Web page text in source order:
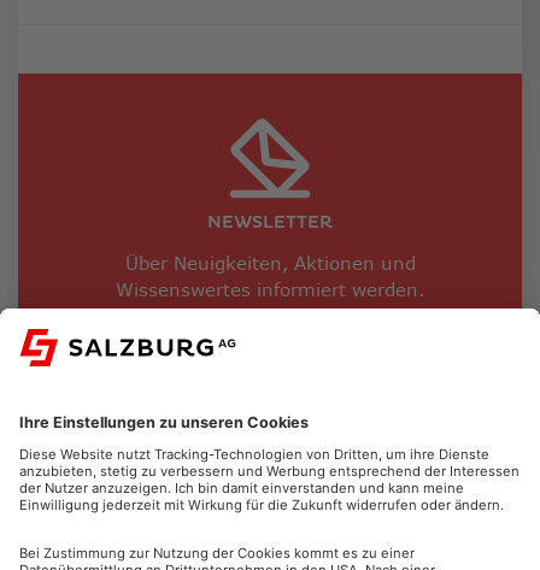
NEWSLETTER
Über Neuigkeiten, Aktionen und
Wissenswertes informiert werden.
JETZT ANMELDEN